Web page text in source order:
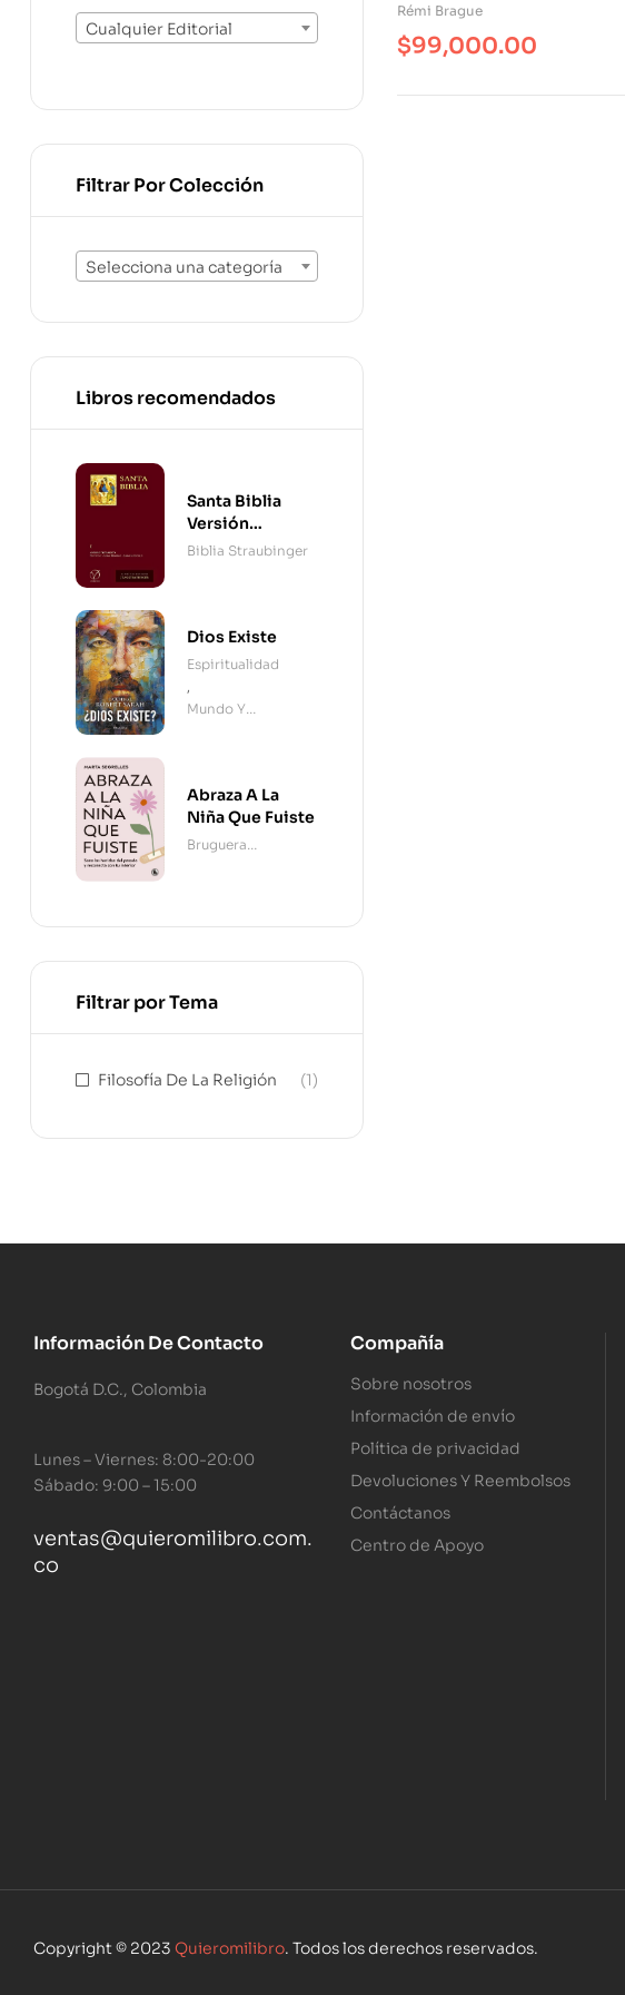
Rémi Brague
$99,000.00
Cualquier Editorial
Filtrar Por Colección
Selecciona una categoría
Libros recomendados
Santa Biblia
Versión
Straubinger - 2
Biblia Straubinger
Dios Existe
Espiritualidad
,
Mundo Y
Abraza A La
Niña Que Fuiste
Bruguera
Filtrar por Tema
Filosofía De La Religión (1)
Información De Contacto
Bogotá D.C., Colombia
Lunes – Viernes: 8:00-20:00
Sábado: 9:00 – 15:00
ventas@quieromilibro.com.
co
Compañía
Sobre nosotros
Información de envío
Política de privacidad
Devoluciones Y Reembolsos
Contáctanos
Centro de Apoyo
Copyright © 2023 Quieromilibro. Todos los derechos reservados.